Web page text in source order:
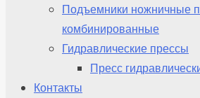
Подъемники ножничные
комбинированные
Гидравлические прессы
Пресс
Контакты